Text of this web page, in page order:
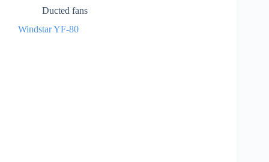
Ducted fans
Windstar YF-80